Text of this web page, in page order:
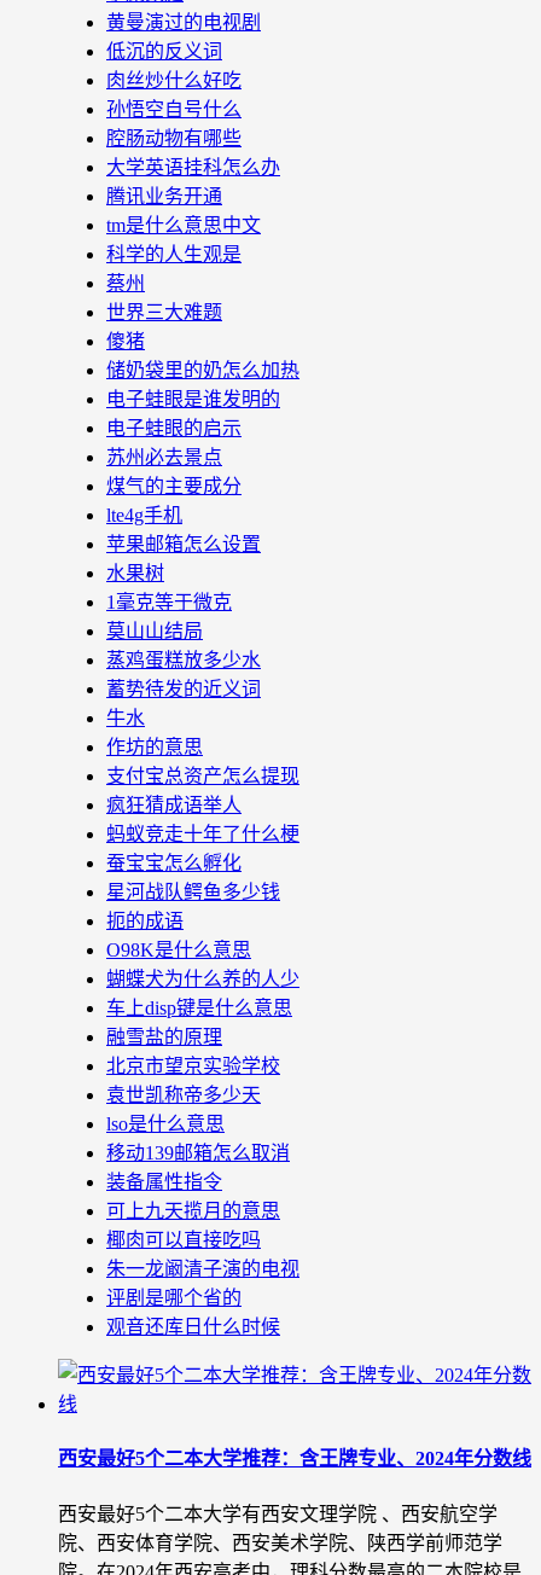
黄曼演过的电视剧
低沉的反义词
肉丝炒什么好吃
孙悟空自号什么
腔肠动物有哪些
大学英语挂科怎么办
腾讯业务开通
tm是什么意思中文
科学的人生观是
蔡州
世界三大难题
傻猪
储奶袋里的奶怎么加热
电子蛙眼是谁发明的
电子蛙眼的启示
苏州必去景点
煤气的主要成分
lte4g手机
苹果邮箱怎么设置
水果树
1毫克等于微克
莫山山结局
蒸鸡蛋糕放多少水
蓄势待发的近义词
牛水
作坊的意思
支付宝总资产怎么提现
疯狂猜成语举人
蚂蚁竞走十年了什么梗
蚕宝宝怎么孵化
星河战队鳄鱼多少钱
扼的成语
O98K是什么意思
蝴蝶犬为什么养的人少
车上disp键是什么意思
融雪盐的原理
北京市望京实验学校
袁世凯称帝多少天
lso是什么意思
移动139邮箱怎么取消
装备属性指令
可上九天揽月的意思
椰肉可以直接吃吗
朱一龙阚清子演的电视
评剧是哪个省的
观音还库日什么时候
西安最好5个二本大学推荐：含王牌专业、2024年分数线
西安最好5个二本大学有西安文理学院 、西安航空学
院、西安体育学院、西安美术学院、陕西学前师范学